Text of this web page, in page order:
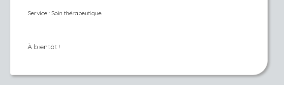
Service : Soin thérapeutique
À bientôt !